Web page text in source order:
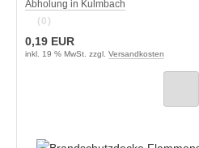
Abholung in Kulmbach
(0)
0,19 EUR
inkl. 19 % MwSt. zzgl. Versandkosten